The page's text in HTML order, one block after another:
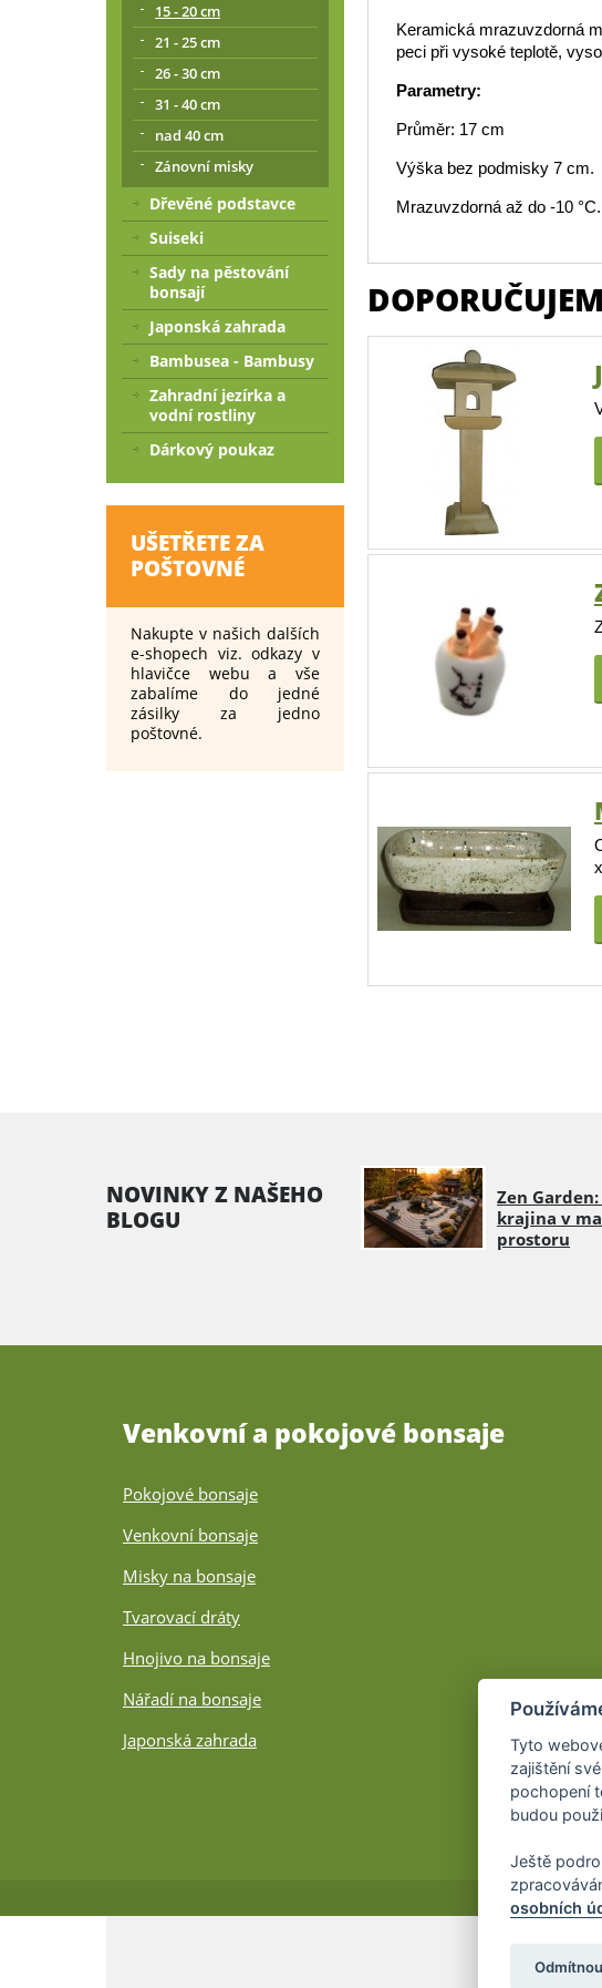
Keramická mrazuvzdorná
peci při vysoké teplotě,
Parametry:
Průměr: 17 cm
Výška bez podmisky 7 cm.
Mrazuvzdorná až do -10 °C.
15 - 20 cm
21 - 25 cm
26 - 30 cm
31 - 40 cm
nad 40 cm
Zánovní misky
Dřevěné podstavce
Suiseki
Sady na pěstování
bonsají
Japonská zahrada
Bambusea - Bambusy
Zahradní jezírka a
vodní rostliny
Dárkový poukaz
UŠETŘETE ZA
POŠTOVNÉ
Nakupte v našich dalších
e-shopech viz. odkazy v
hlavičce webu a vše
zabalíme do jedné
zásilky za jedno
poštovné.
NOVINKY Z NAŠEHO
BLOGU
Zen
krajina v
prostoru
Venkovní a pokojové bonsaje
Pokojové bonsaje
Venkovní bonsaje
Misky na bonsaje
Tvarovací dráty
Hnojivo na bonsaje
Nářadí na bonsaje
Japonská zahrada
Tyto
zajištění
pochopení
budou
Ještě
osobních